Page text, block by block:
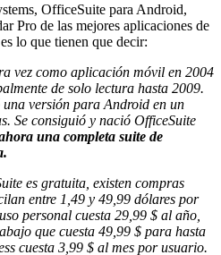
OfficeSuite para Android,
Pro de las mejores aplicaciones de
lo que tienen que decir:
vez como aplicación móvil en 2004
de solo lectura hasta 2009.
una versión para Android en un
Se consiguió y nació OfficeSuite
una completa suite de
es gratuita, existen compras
entre 1,49 y 49,99 dólares por
personal cuesta 29,99 $ al año,
que cuesta 49,99 $ para hasta
cuesta 3,99 $ al mes por usuario.